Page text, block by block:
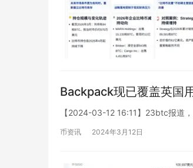
Backpack现已覆盖英国用
【2024-03-12 16:11】23btc报道
币资讯 2024年3月12日